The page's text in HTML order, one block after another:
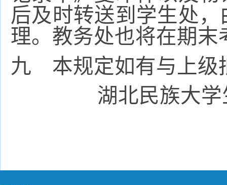
后及时转送到学生处
理。教务处也将在期
九 本规定如有与上级
湖北民族大学